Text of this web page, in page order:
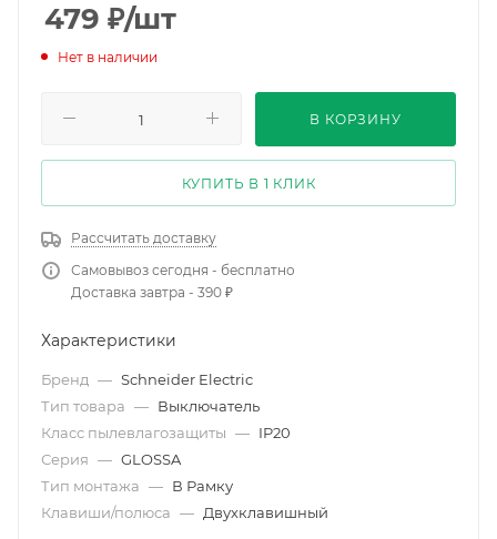
479 ₽/шт
Нет в наличии
В КОРЗИНУ
КУПИТЬ В 1 КЛИК
Рассчитать доставку
Самовывоз сегодня - бесплатно
Доставка завтра - 390 ₽
Характеристики
Бренд — Schneider Electric
Тип товара — Выключатель
Класс пылевлагозащиты — IP20
Серия — GLOSSA
Тип монтажа — В Рамку
Клавиши/полюса — Двухклавишный